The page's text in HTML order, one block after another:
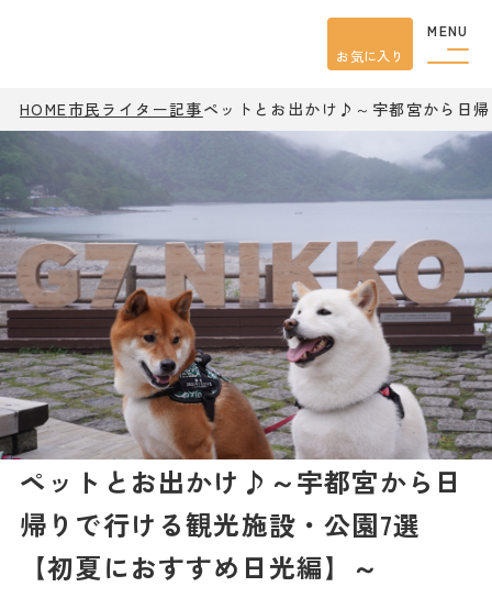
MENU
お気に入り
HOME市民ライター記事ペットとお出かけ♪～宇都宮から日
ペットとお出かけ♪～宇都宮から日
帰りで行ける観光施設・公園7選
【初夏におすすめ日光編】～
観光案内
特集
グルメ
イベント
モデルコース
宿泊
アクセス
ピックアップ
はじめての宇都宮
宇都宮市民ライター
記事
市民がおすすめ！餃
子店
お得なチケット